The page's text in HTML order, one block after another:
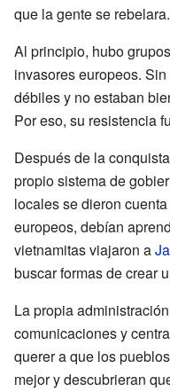
que la gente se rebelara.
Al principio, hubo
invasores europeos.
débiles y no estaban
Por eso, su resistencia
Después de la
propio sistema de
locales se dieron
europeos, debían
vietnamitas viajaron a
buscar formas de crear
La propia
comunicaciones y
querer a que los
mejor y descubrieran